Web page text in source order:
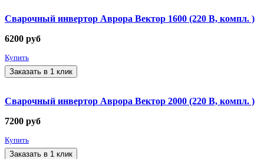
Сварочный инвертор Аврора Вектор 1600 (220 В, компл. )
6200 руб
Купить
Заказать в 1 клик
Сварочный инвертор Аврора Вектор 2000 (220 В, компл. )
7200 руб
Купить
Заказать в 1 клик